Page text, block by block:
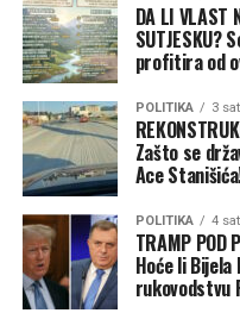
Subota, 8. avgust
Pretežno sunčano jutro
a na sjeveru promjenljivo
“Od sredine dana razvoj
pljuskove praćene
mogu biti i jači praćeni
sjeveru i zapadu ostaje
Maksimalna temperatura
predjelima od 25
DA LI VLAST
profitira od
POLITIKA 3
Zašto se
Ace
POLITIKA 4
TRAMP POD
Hoće li
rukovodstvu